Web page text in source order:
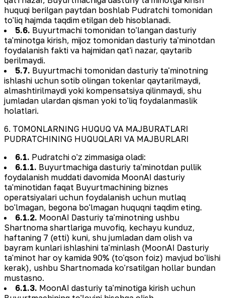
huquqi berilgan paytdan boshlab Pudratchi tomonidan
to'liq hajmda taqdim etilgan deb hisoblanadi.
5.6. Buyurtmachi tomonidan to'langan dasturiy
ta'minotga kirish, mijoz tomonidan dasturiy ta'minotdan
foydalanish fakti va hajmidan qat'i nazar, qaytarib
berilmaydi.
5.7. Buyurtmachi tomonidan dasturiy ta'minotning
ishlashi uchun sotib olingan tokenlar qaytarilmaydi,
almashtirilmaydi yoki kompensatsiya qilinmaydi, shu
jumladan ulardan qisman yoki to'liq foydalanmaslik
holatlari.
6. TOMONLARNING HUQUQ VA MAJBURATLARI
PUDRATCHINING HUQUQLARI VA MAJBURLARI
6.1. Pudratchi o'z zimmasiga oladi:
6.1.1. Buyurtmachiga dasturiy ta'minotdan pullik
foydalanish muddati davomida MoonAI dasturiy
ta'minotidan faqat Buyurtmachining biznes
operatsiyalari uchun foydalanish uchun mutlaq
bo'lmagan, begona bo'lmagan huquqni taqdim eting.
6.1.2. MoonAI Dasturiy ta'minotning ushbu
Shartnoma shartlariga muvofiq, kechayu kunduz,
haftaning 7 (etti) kuni, shu jumladan dam olish va
bayram kunlari ishlashini ta'minlash (MoonAI Dasturiy
ta'minot har oy kamida 90% (to'qson foiz) mavjud bo'lishi
kerak), ushbu Shartnomada ko'rsatilgan hollar bundan
mustasno.
6.1.3. MoonAI dasturiy ta'minotiga kirish uchun